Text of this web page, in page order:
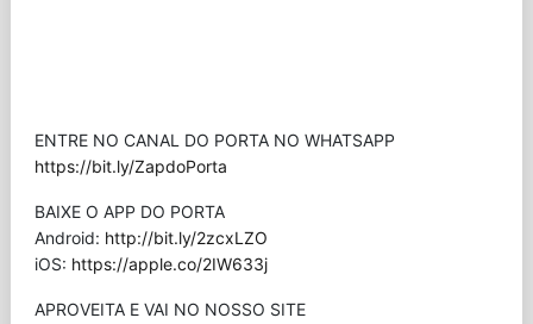
ENTRE NO CANAL DO PORTA NO WHATSAPP
https://bit.ly/ZapdoPorta
BAIXE O APP DO PORTA
Android: http://bit.ly/2zcxLZO
iOS: https://apple.co/2IW633j
APROVEITA E VAI NO NOSSO SITE